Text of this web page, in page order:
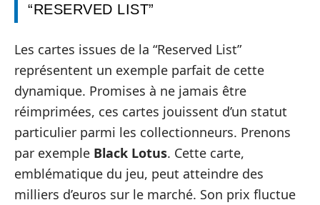
“RESERVED LIST”
Les cartes issues de la “Reserved List”
représentent un exemple parfait de cette
dynamique. Promises à ne jamais être
réimprimées, ces cartes jouissent d’un statut
particulier parmi les collectionneurs. Prenons
par exemple Black Lotus. Cette carte,
emblématique du jeu, peut atteindre des
milliers d’euros sur le marché. Son prix fluctue